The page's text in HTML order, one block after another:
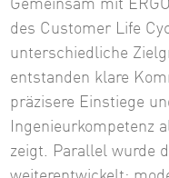
Gemeinsam mit
des Customer Life
unterschiedliche
entstanden klare
präzisere Einstiege
Ingenieurkompetenz
zeigt. Parallel wurde